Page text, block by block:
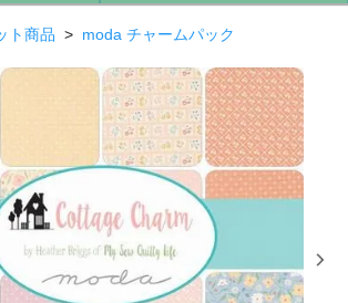
ト商品 > moda チャームパック